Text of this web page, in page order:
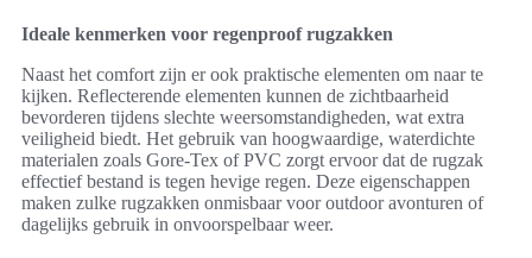
Ideale kenmerken voor regenproof rugzakken
Naast het comfort zijn er ook praktische elementen om naar te
kijken. Reflecterende elementen kunnen de zichtbaarheid
bevorderen tijdens slechte weersomstandigheden, wat extra
veiligheid biedt. Het gebruik van hoogwaardige, waterdichte
materialen zoals Gore-Tex of PVC zorgt ervoor dat de rugzak
effectief bestand is tegen hevige regen. Deze eigenschappen
maken zulke rugzakken onmisbaar voor outdoor avonturen of
dagelijks gebruik in onvoorspelbaar weer.